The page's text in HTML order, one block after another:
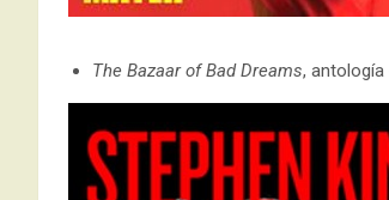
The Bazaar of Bad Dreams, antología